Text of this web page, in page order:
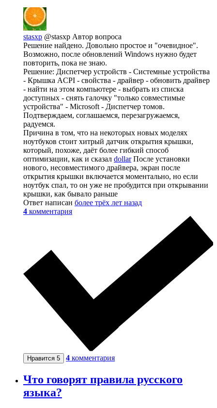
stasxp @stasxp Автор вопроса
Решение найдено. Довольно простое и "очевидное".
Возможно, после обновлений Windows нужно будет
повторить, пока не знаю.
Решение: Диспетчер устройств - Системные устройства
- Крышка ACPI - свойства - драйвер - обновить драйвер
- найти на этом компьютере - выбрать из списка
доступных - снять галочку "только совместимые
устройства" - Microsoft - Диспетчер томов.
Подтверждаем, соглашаемся, перезагружаемся,
радуемся.
Причина в том, что на некоторых новых моделях
ноутбуков стоит хитрый датчик открытия крышки,
который, похоже, даёт более гибкий способ
оптимизации, как и сказал dollarПосле установки
нового, несовместимого драйвера, экран после
открытия крышки включается моментально, но если
ноутбук спал, то он уже не пробудится при открывании
крышки, как бывало раньше
Ответ написан более трёх лет назад
4 комментария
Нравится 5 4 комментария
Что говорят правила русского
языка?